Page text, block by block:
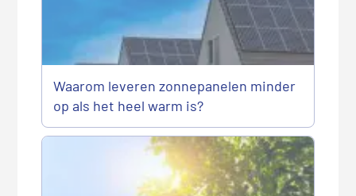
Waarom leveren zonnepanelen minder
op als het heel warm is?